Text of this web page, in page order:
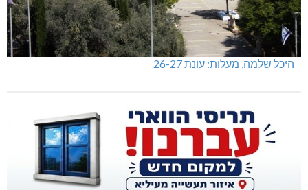
היכל שלמה, מעלות: עונת 26-27